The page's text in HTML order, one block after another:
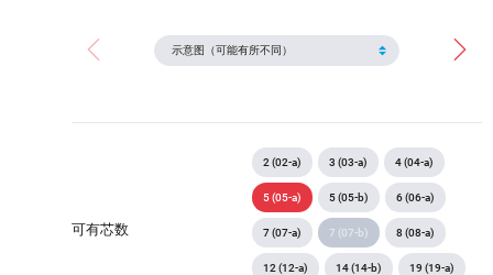
可有芯数
2 (02-a) 3 (03-a) 4 (04-a)
5 (05-a) 5 (05-b) 6 (06-a)
7 (07-a) 7 (07-b) 8 (08-a)
12 (12-a) 14 (14-b) 19 (19-a)